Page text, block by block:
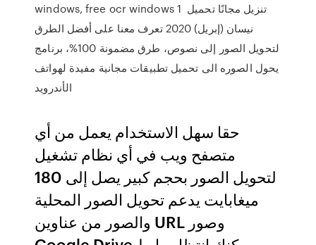
windows, free ocr windows تنزيل مجانًا تحميل 1
نيسان (إبريل) 2020 تعرف معنا على أفضل الطرق
لتحويل الصور إلى نصوص، طرق مضمونة 100%، برنامج
يحول الصوره الى تحميل تطبيقات مجانية مفيدة لهواتف
حقا سهل الاستخدام يعمل من أي
متصفح ويب في أي نظام تشغيل
لتحويل الصور بحجم كبير يصل إلى 180
ميغابايت يدعم تحويل الصور المحلية
والصور من عناوين URL وصور